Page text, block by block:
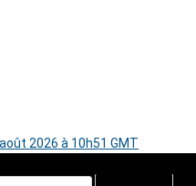
2026 à 10h51 GMT